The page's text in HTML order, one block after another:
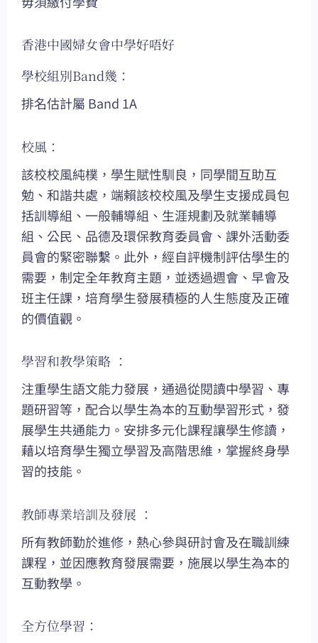
香港中國婦女會中學好唔好
學校組別Band幾：
排名估計屬 Band 1A
校風：
該校校風純樸，學生賦性馴良，同學間互助互
勉、和諧共處，端賴該校校風及學生支援成員包
括訓導組、一般輔導組、生涯規劃及就業輔導
組、公民、品德及環保教育委員會、課外活動委
員會的緊密聯繫。此外，經自評機制評估學生的
需要，制定全年教育主題，並透過週會、早會及
班主任課，培育學生發展積極的人生態度及正確
的價值觀。
學習和教學策略 ：
注重學生語文能力發展，通過從閱讀中學習、專
題研習等，配合以學生為本的互動學習形式，發
展學生共通能力。安排多元化課程讓學生修讀，
藉以培育學生獨立學習及高階思維，掌握終身學
習的技能。
教師專業培訓及發展 ：
所有教師勤於進修，熱心參與研討會及在職訓練
課程，並因應教育發展需要，施展以學生為本的
互動教學。
全方位學習：